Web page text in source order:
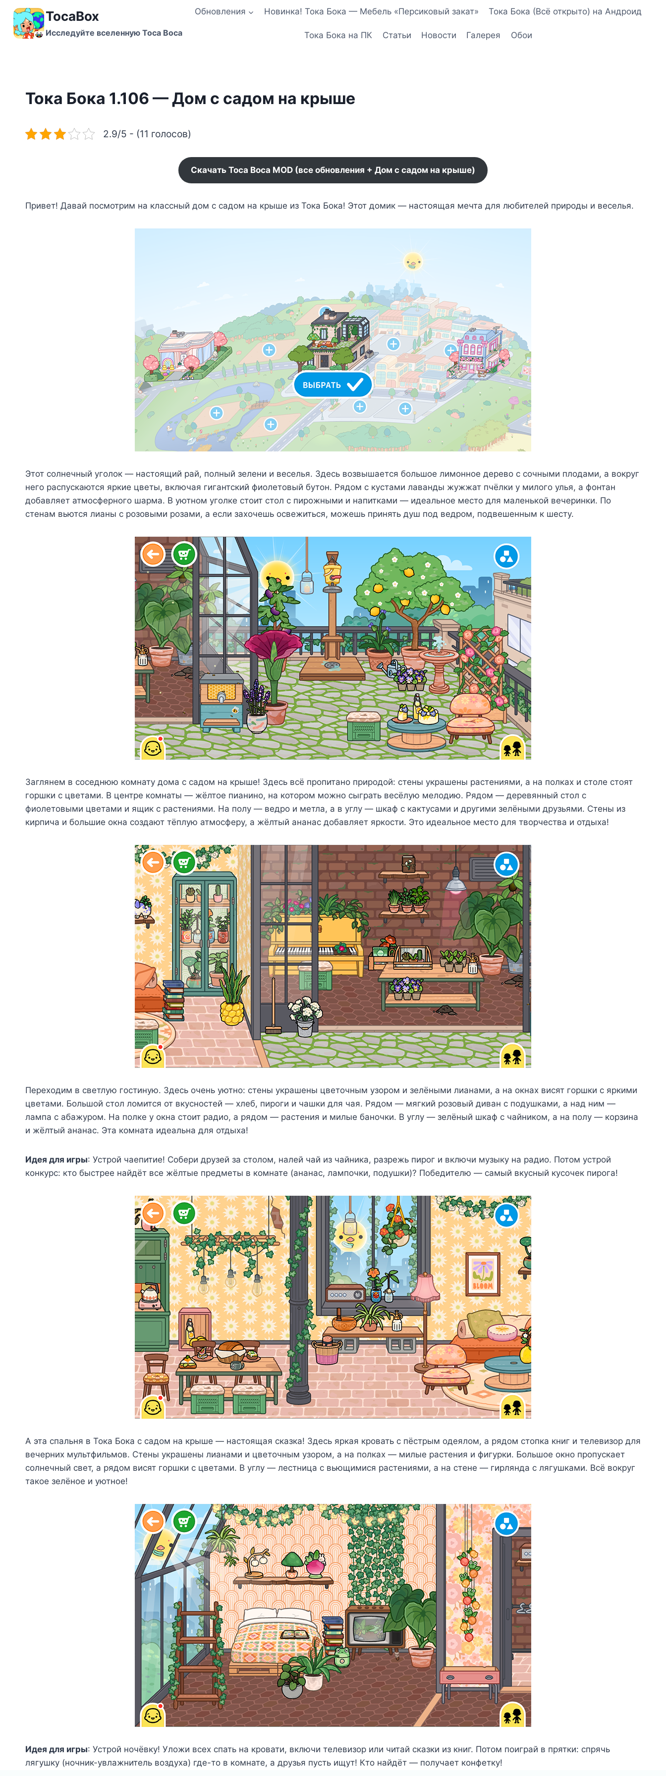
Перейти
содержимому
TocaBox
Исследуйте вселенную Toca Boca
Обновления Новинка! Тока Бока — Мебель «Персиковый закат» Тока Бока (Всё открыто) на Андроид
Тока Бока на ПК Статьи Новости Галерея Обои
Тока Бока 1.106 — Дом с садом на крыше
2.9/5 - (11 голосов)
Скачать Toca Boca MOD (все обновления + Дом с садом на крыше)
Привет! Давай посмотрим на классный дом с садом на крыше из Тока Бока! Этот домик — настоящая мечта для любителей природы и веселья.
Этот солнечный уголок — настоящий рай, полный зелени и веселья. Здесь возвышается большое лимонное дерево с сочными плодами, а вокруг
него распускаются яркие цветы, включая гигантский фиолетовый бутон. Рядом с кустами лаванды жужжат пчёлки у милого улья, а фонтан
добавляет атмосферного шарма. В уютном уголке стоит стол с пирожными и напитками — идеальное место для маленькой вечеринки. По
стенам вьются лианы с розовыми розами, а если захочешь освежиться, можешь принять душ под ведром, подвешенным к шесту.
Заглянем в соседнюю комнату дома с садом на крыше! Здесь всё пропитано природой: стены украшены растениями, а на полках и столе стоят
горшки с цветами. В центре комнаты — жёлтое пианино, на котором можно сыграть весёлую мелодию. Рядом — деревянный стол с
фиолетовыми цветами и ящик с растениями. На полу — ведро и метла, а в углу — шкаф с кактусами и другими зелёными друзьями. Стены из
кирпича и большие окна создают тёплую атмосферу, а жёлтый ананас добавляет яркости. Это идеальное место для творчества и отдыха!
Переходим в светлую гостиную. Здесь очень уютно: стены украшены цветочным узором и зелёными лианами, а на окнах висят горшки с яркими
цветами. Большой стол ломится от вкусностей — хлеб, пироги и чашки для чая. Рядом — мягкий розовый диван с подушками, а над ним —
лампа с абажуром. На полке у окна стоит радио, а рядом — растения и милые баночки. В углу — зелёный шкаф с чайником, а на полу — корзина
и жёлтый ананас. Эта комната идеальна для отдыха!
Идея для игры: Устрой чаепитие! Собери друзей за столом, налей чай из чайника, разрежь пирог и включи музыку на радио. Потом устрой
конкурс: кто быстрее найдёт все жёлтые предметы в комнате (ананас, лампочки, подушки)? Победителю — самый вкусный кусочек пирога!
А эта спальня в Тока Бока с садом на крыше — настоящая сказка! Здесь яркая кровать с пёстрым одеялом, а рядом стопка книг и телевизор для
вечерних мультфильмов. Стены украшены лианами и цветочным узором, а на полках — милые растения и фигурки. Большое окно пропускает
солнечный свет, а рядом висят горшки с цветами. В углу — лестница с вьющимися растениями, а на стене — гирлянда с лягушками. Всё вокруг
такое зелёное и уютное!
Идея для игры: Устрой ночёвку! Уложи всех спать на кровати, включи телевизор или читай сказки из книг. Потом поиграй в прятки: спрячь
лягушку (ночник-увлажнитель воздуха) где-то в комнате, а друзья пусть ищут! Кто найдёт — получает конфетку!